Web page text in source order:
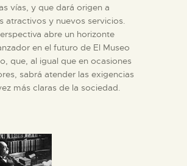
vías, y que dará origen a
atractivos y nuevos servicios.
abre un horizonte
en el futuro de El Museo
que, al igual que en ocasiones
sabrá atender las exigencias
más claras de la sociedad.